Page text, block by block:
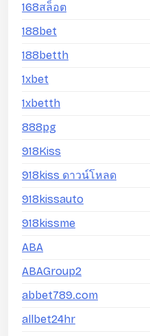
168สล็อต
188bet
188betth
1xbet
1xbetth
888pg
918Kiss
918kiss ดาวน์โหลด
918kissauto
918kissme
ABA
ABAGroup2
abbet789.com
allbet24hr